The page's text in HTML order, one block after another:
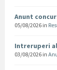
Anunt
05/08/2026 in
Intreruperi
03/08/2026 in